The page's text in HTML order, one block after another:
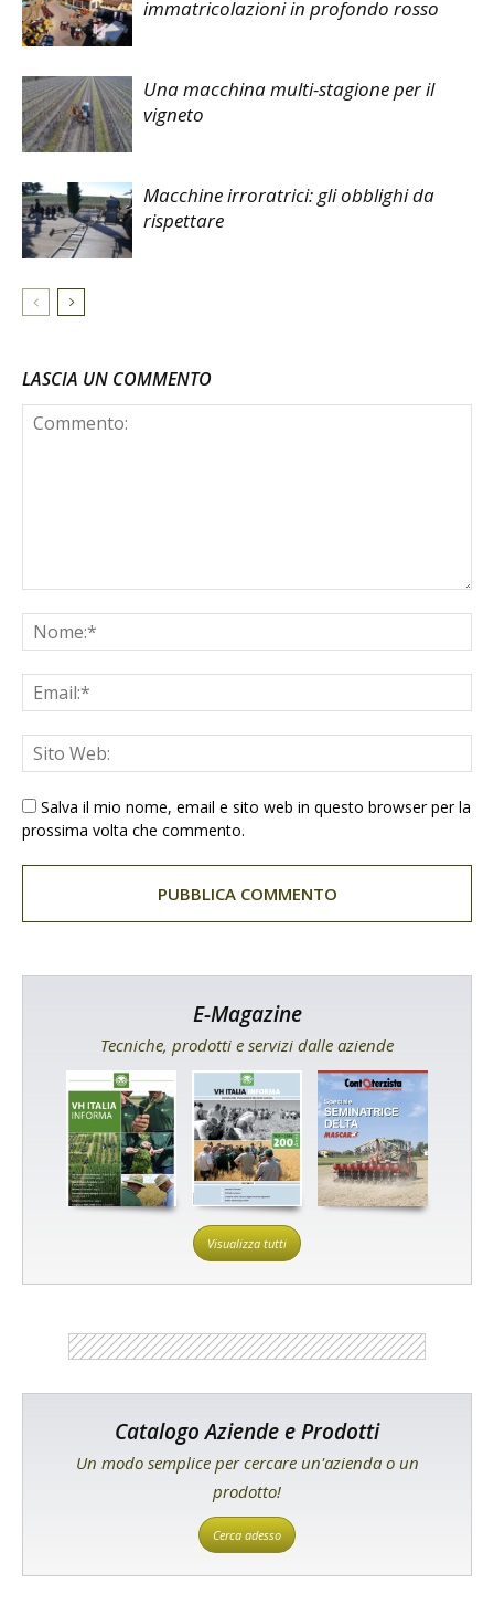
immatricolazioni in profondo rosso
Una macchina multi-stagione per il
vigneto
Macchine irroratrici: gli obblighi da
rispettare
LASCIA UN COMMENTO
Salva il mio nome, email e sito web in questo browser per la
prossima volta che commento.
E-Magazine
Tecniche, prodotti e servizi dalle aziende
Visualizza tutti
Catalogo Aziende e Prodotti
Un modo semplice per cercare un'azienda o un
prodotto!
Cerca adesso